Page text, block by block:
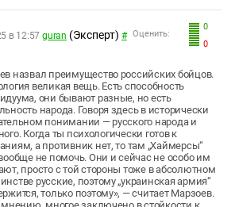
0
0
Оценить:
в 12:57 guran (Эксперт) #
назвал преимущество российских бойцов.
великая вещь. Есть способность
они бывают разные, но есть
народа. Говоря здесь в исторически
понимании — русского народа и
Когда ты психологически готов к
а противник нет, то там „Хаймерсы“
не помочь. Они и сейчас не особо им
просто с той стороны тоже в абсолютном
русские, поэтому „украинская армия“
только поэтому», — считает Марзоев.